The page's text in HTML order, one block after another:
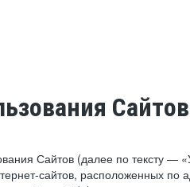
Сайтов
Сайтов (далее по тексту —
сайтов, расположенных